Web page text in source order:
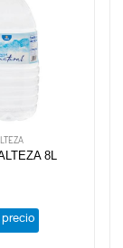
8L
precio